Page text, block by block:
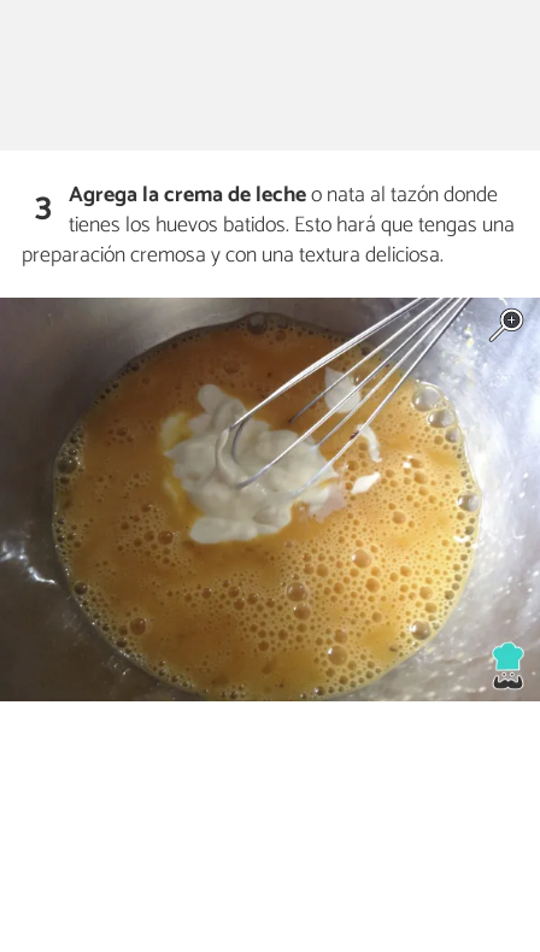
3 Agrega la crema de lecheo nata al tazón donde
tienes los huevos batidos. Esto hará que tengas una
preparación cremosa y con una textura deliciosa.